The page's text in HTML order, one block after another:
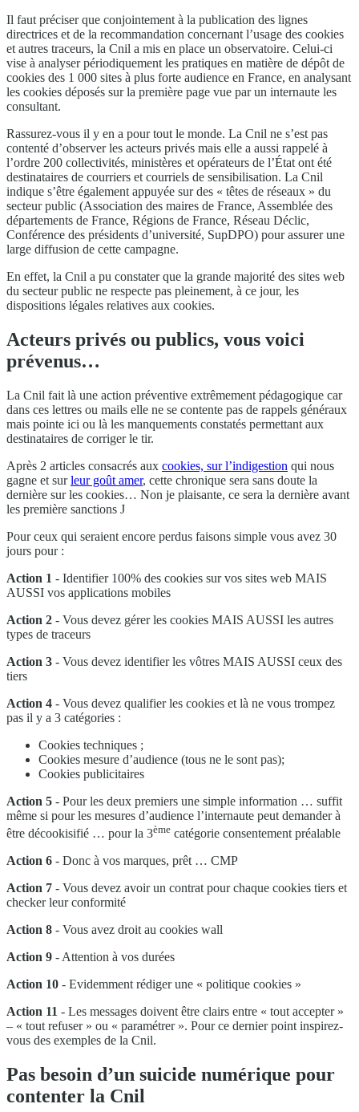
Il faut préciser que conjointement à la publication des lignes
directrices et de la recommandation concernant l’usage des cookies
et autres traceurs, la Cnil a mis en place un observatoire. Celui-ci
vise à analyser périodiquement les pratiques en matière de dépôt de
cookies des 1 000 sites à plus forte audience en France, en analysant
les cookies déposés sur la première page vue par un internaute les
consultant.
Rassurez-vous il y en a pour tout le monde. La Cnil ne s’est pas
contenté d’observer les acteurs privés mais elle a aussi rappelé à
l’ordre 200 collectivités, ministères et opérateurs de l’État ont été
destinataires de courriers et courriels de sensibilisation. La Cnil
indique s’être également appuyée sur des « têtes de réseaux » du
secteur public (Association des maires de France, Assemblée des
départements de France, Régions de France, Réseau Déclic,
Conférence des présidents d’université, SupDPO) pour assurer une
large diffusion de cette campagne.
En effet, la Cnil a pu constater que la grande majorité des sites web
du secteur public ne respecte pas pleinement, à ce jour, les
dispositions légales relatives aux cookies.
Acteurs privés ou publics, vous voici
prévenus…
La Cnil fait là une action préventive extrêmement pédagogique car
dans ces lettres ou mails elle ne se contente pas de rappels généraux
mais pointe ici ou là les manquements constatés permettant aux
destinataires de corriger le tir.
Après 2 articles consacrés aux cookies, sur l’indigestion qui nous
gagne et surleur goût amer, cette chronique sera sans doute la
dernière sur les cookies… Non je plaisante, ce sera la dernière avant
les première sanctions J
Pour ceux qui seraient encore perdus faisons simple vous avez 30
jours pour :
Action 1 - Identifier 100% des cookies sur vos sites web MAIS
AUSSI vos applications mobiles
Action 2 - Vous devez gérer les cookies MAIS AUSSI les autres
types de traceurs
Action 3 - Vous devez identifier les vôtres MAIS AUSSI ceux des
tiers
Action 4 - Vous devez qualifier les cookies et là ne vous trompez
pas il y a 3 catégories :
Cookies techniques ;
Cookies mesure d’audience (tous ne le sont pas);
Cookies publicitaires
Action 5 - Pour les deux premiers une simple information … suffit
même si pour les mesures d’audience l’internaute peut demander à
être décookisifié … pour la 3ème catégorie consentement préalable
Action 6 - Donc à vos marques, prêt … CMP
Action 7 - Vous devez avoir un contrat pour chaque cookies tiers et
checker leur conformité
Action 8 - Vous avez droit au cookies wall
Action 9 - Attention à vos durées
Action 10 - Evidemment rédiger une « politique cookies »
Action 11 - Les messages doivent être clairs entre « tout accepter »
– « tout refuser » ou « paramétrer ». Pour ce dernier point inspirez-
vous des exemples de la Cnil.
Pas besoin d’un suicide numérique pour
contenter la Cnil